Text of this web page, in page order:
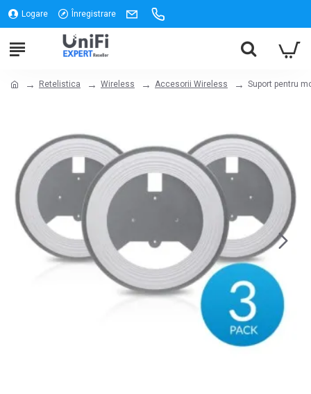
Logare Înregistrare
Retelistica Wireless Accesorii Wireless Suport pentru